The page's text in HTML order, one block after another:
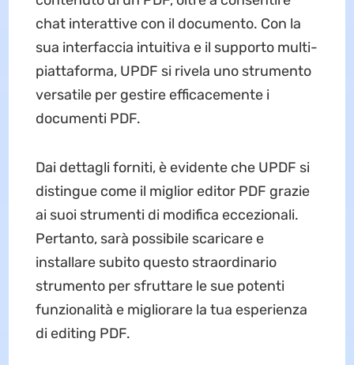
chat interattive con il documento. Con la
sua interfaccia intuitiva e il supporto multi-
piattaforma, UPDF si rivela uno strumento
versatile per gestire efficacemente i
documenti PDF.
Dai dettagli forniti, è evidente che UPDF si
distingue come il miglior editor PDF grazie
ai suoi strumenti di modifica eccezionali.
Pertanto, sarà possibile scaricare e
installare subito questo straordinario
strumento per sfruttare le sue potenti
funzionalità e migliorare la tua esperienza
di editing PDF.